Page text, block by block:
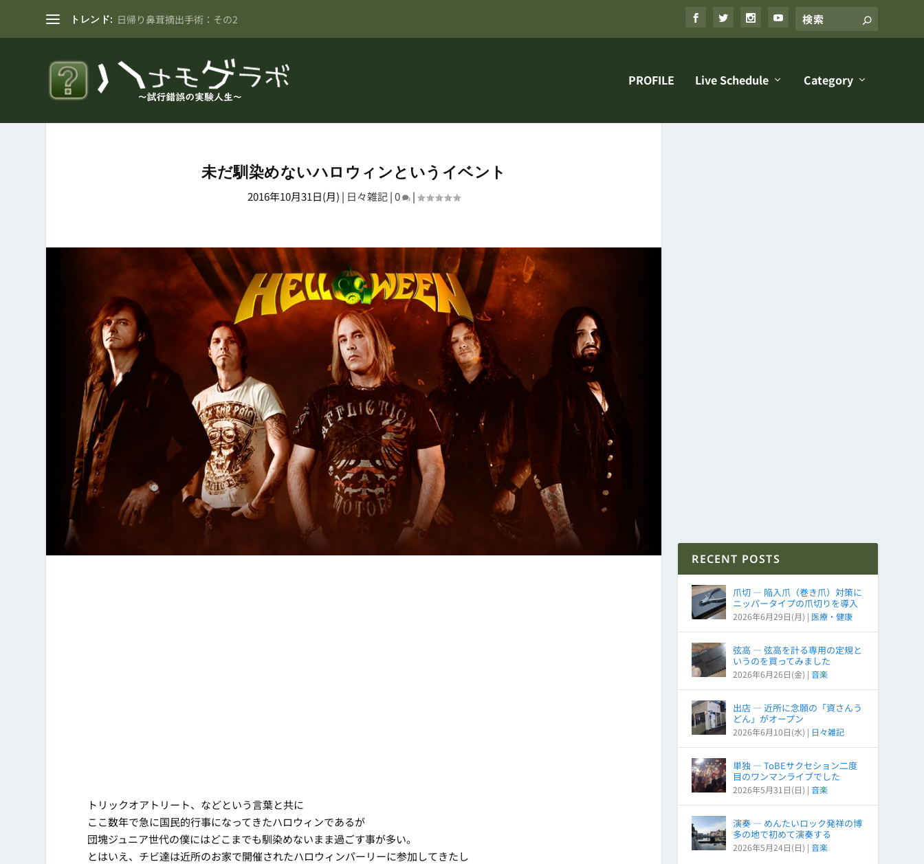
トレンド: 日帰り鼻茸摘出手術：その2
PROFILE Live Schedule Category
未だ馴染めないハロウィンというイベント
2016年10月31日(月) | 日々雑記|0 |
トリックオアトリート、などという言葉と共に
ここ数年で急に国民的行事になってきたハロウィンであるが
団塊ジュニア世代の僕にはどこまでも馴染めないまま過ごす事が多い。
とはいえ、チビ達は近所のお家で開催されたハロウィンパーリーに参加してきたし
RECENT POSTS
爪切 ― 陥入爪（巻き爪）対策に
ニッパータイプの爪切りを導入
2026年6月29日(月) | 医療・健康
弦高 ― 弦高を計る専用の定規と
いうのを買ってみました
2026年6月26日(金) |音楽
出店 ― 近所に念願の「資さんう
どん」がオープン
2026年6月10日(水) | 日々雑記
単独 ― ToBEサクセション二度
目のワンマンライブでした
2026年5月31日(日) |音楽
演奏 ― めんたいロック発祥の博
多の地で初めて演奏する
2026年5月24日(日) |音楽